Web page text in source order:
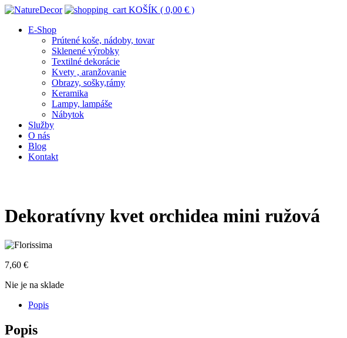
KOŠÍK ( 0,00 € )
E-Shop
Prútené koše, nádoby, tovar
Sklenené výrobky
Textilné dekorácie
Kvety , aranžovanie
Obrazy, sošky,rámy
Keramika
Lampy, lampáše
Nábytok
Služby
O nás
Blog
Kontakt
Dekoratívny kvet orchidea mini ružová
7,60 €
Nie je na sklade
Popis
Popis